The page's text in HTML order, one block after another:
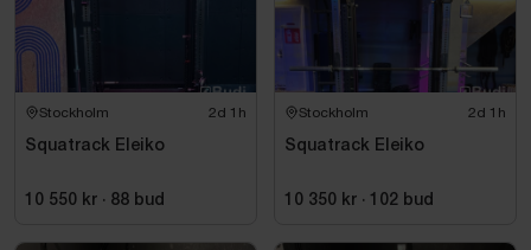
Stockholm 2d 1h
Squatrack Eleiko
10 550 kr · 88 bud
Stockholm 2d 1h
Squatrack Eleiko
10 350 kr · 102 bud